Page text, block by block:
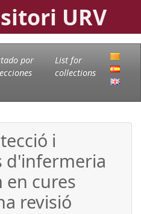
URV
por
List for
collections
i
d'infermeria
en cures
revisió